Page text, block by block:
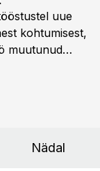
uue
kohtumisest,
muutunud
Nädal